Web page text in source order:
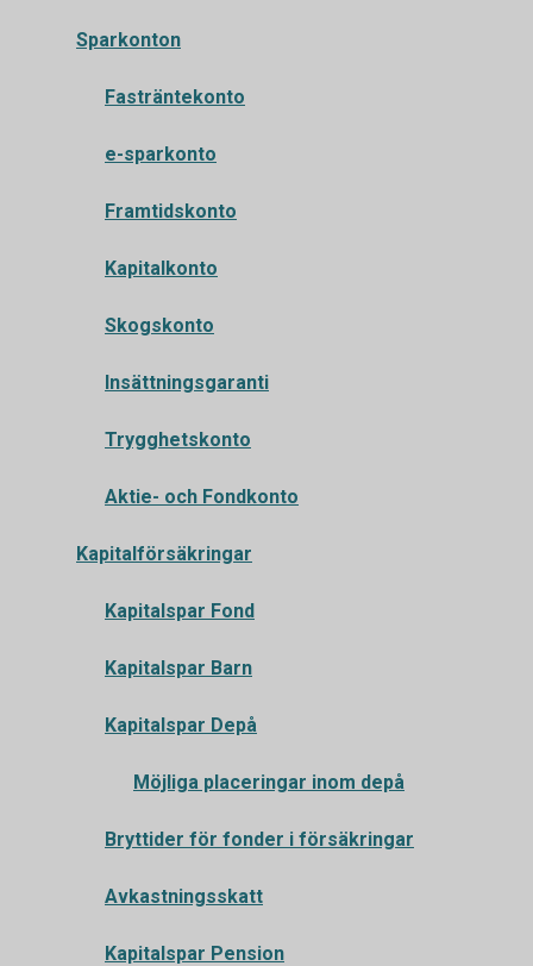
Sparkonton
Fasträntekonto
e-sparkonto
Framtidskonto
Kapitalkonto
Skogskonto
Insättningsgaranti
Trygghetskonto
Aktie- och Fondkonto
Kapitalförsäkringar
Kapitalspar Fond
Kapitalspar Barn
Kapitalspar Depå
Möjliga placeringar inom depå
Bryttider för fonder i försäkringar
Avkastningsskatt
Kapitalspar Pension